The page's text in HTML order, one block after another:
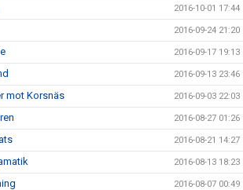
2016-10-01 17:44
2016-09-24 21:20
2016-09-17 19:13
2016-09-13 23:46
mot Korsnäs 2016-09-03 22:03
2016-08-27 01:26
2016-08-21 14:27
2016-08-13 18:23
2016-08-07 00:49